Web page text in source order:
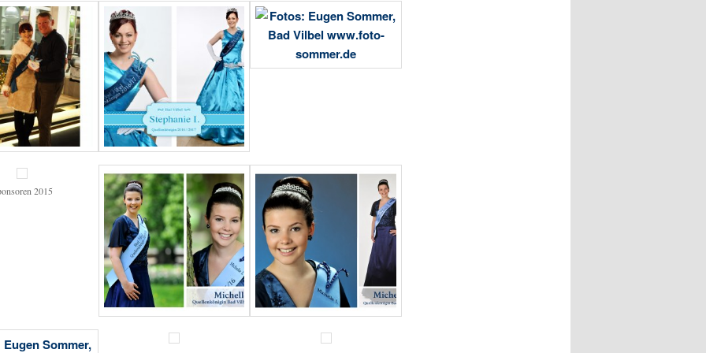
2015